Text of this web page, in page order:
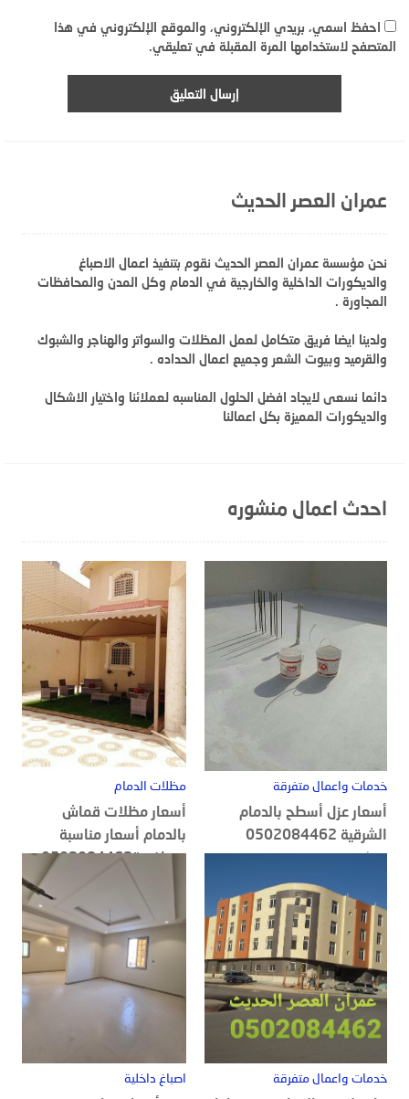
احفظ اسمي، بريدي الإلكتروني، والموقع الإلكتروني في هذا
المتصفح لاستخدامها المرة المقبلة في تعليقي.
عمران العصر الحديث
نحن مؤسسة عمران العصر الحديث نقوم بتنفيذ اعمال الاصباغ
والديكورات الداخلية والخارجية في الدمام وكل المدن والمحافظات
المجاورة .
ولدينا ايضا فريق متكامل لعمل المظلات والسواتر والهناجر والشبوك
والقرميد وبيوت الشعر وجميع اعمال الحداده .
دائما نسعى لايجاد افضل الحلول المناسبه لعملائنا واختيار الاشكال
والديكورات المميزة بكل اعمالنا
احدث اعمال منشوره
خدمات واعمال متفرقة
أسعار عزل أسطح بالدمام
الشرقية 0502084462
مظلات الدمام
أسعار مظلات قماش
بالدمام أسعار مناسبة
ومنافسة0502084462
خدمات واعمال متفرقة اصباغ داخلية